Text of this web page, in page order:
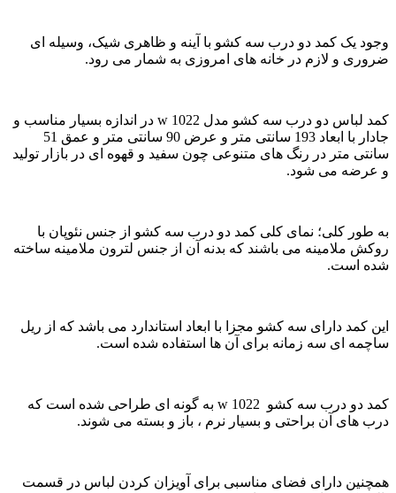
وجود یک کمد دو درب سه کشو با آینه و ظاهری شیک، وسیله ای
ضروری و لازم در خانه های امروزی به شمار می رود.
کمد لباس دو درب سه کشو مدل w 1022 در اندازه بسیار مناسب و
جادار با ابعاد 193 سانتی متر و عرض 90 سانتی متر و عمق 51
سانتی متر در رنگ های متنوعی چون سفید و قهوه ای در بازار تولید
و عرضه می شود.
به طور کلی؛ نمای کلی کمد دو درب سه کشو از جنس نئوپان با
روکش ملامینه می باشند که بدنه آن از جنس لترون ملامینه ساخته
شده است.
این کمد دارای سه کشو مجزا با ابعاد استاندارد می باشد که از ریل
ساچمه ای سه زمانه برای آن ها استفاده شده است.
کمد دو درب سه کشو w 1022 به گونه ای طراحی شده است که
درب های آن براحتی و بسیار نرم ، باز و بسته می شوند.
همچنین دارای فضای مناسبی برای آویزان کردن لباس در قسمت